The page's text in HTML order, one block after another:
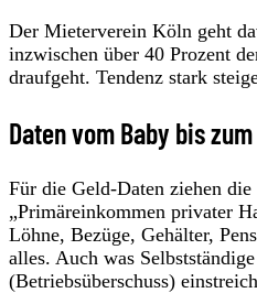
Der Mieterverein Köln geht
inzwischen über 40 Prozent
draufgeht. Tendenz stark
Daten vom Baby bis
Für die Geld-Daten ziehen
„Primäreinkommen privater
Löhne, Bezüge, Gehälter,
alles. Auch was
(Betriebsüberschuss)